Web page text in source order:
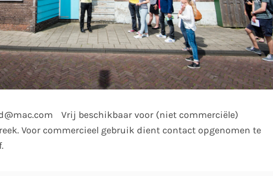
Vrij beschikbaar voor (niet commerciële)
Voor commercieel gebruik dient contact opgenomen te